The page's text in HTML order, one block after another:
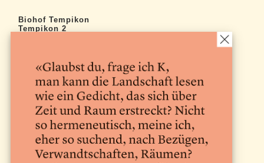
Biohof Tempikon
Tempikon 2
kontakt@
biohof.tempikon.ch
Betriebsspiegel →
Lehrstelle/
Praktikum →